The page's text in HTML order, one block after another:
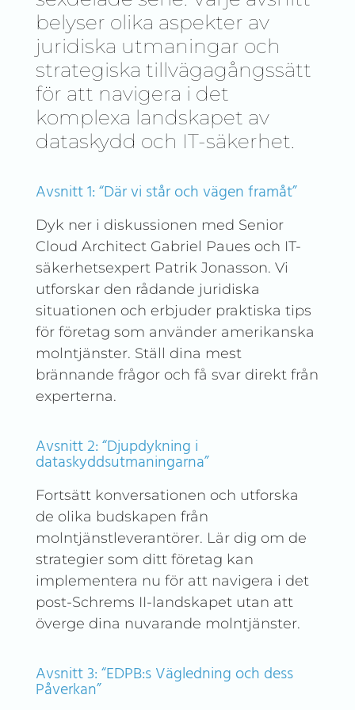
belyser olika aspekter av
juridiska utmaningar och
strategiska tillvägagångssätt
för att navigera i det
komplexa landskapet av
dataskydd och IT-säkerhet.
Avsnitt 1: “Där vi står och vägen framåt”
Dyk ner i diskussionen med Senior
Cloud Architect Gabriel Paues och IT-
säkerhetsexpert Patrik Jonasson. Vi
utforskar den rådande juridiska
situationen och erbjuder praktiska tips
för företag som använder amerikanska
molntjänster. Ställ dina mest
brännande frågor och få svar direkt från
experterna.
Avsnitt 2: “Djupdykning i
dataskyddsutmaningarna”
Fortsätt konversationen och utforska
de olika budskapen från
molntjänstleverantörer. Lär dig om de
strategier som ditt företag kan
implementera nu för att navigera i det
post-Schrems II-landskapet utan att
överge dina nuvarande molntjänster.
Avsnitt 3: “EDPB:s Vägledning och dess
Påverkan”